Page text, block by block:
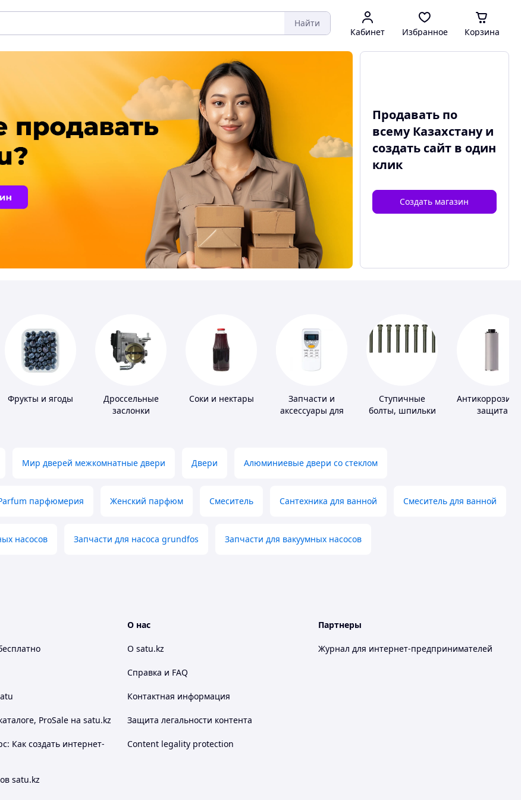
Найти
Кабинет Избранное Корзина
Продавать по
всему Казахстану и
создать сайтв один
клик
Создать магазин
Фрукты и ягоды
Дроссельные
заслонки
Соки и нектары
Запчасти и
аксессуары для
Ступичные
болты, шпильки
защита
Мир дверей межкомнатные двери Двери Алюминиевые двери со стеклом
парфюмерия Женский парфюм Смеситель Сантехника для ванной Смеситель для ванной
насосов Запчасти для насоса grundfos Запчасти для вакуумных насосов
ProSale на satu.kz
Как создать интернет-
satu.kz
О нас
О satu.kz
Справка и FAQ
Контактная информация
Защита легальности контента
Content legality protection
Партнеры
Журнал для интернет-предпринимателей